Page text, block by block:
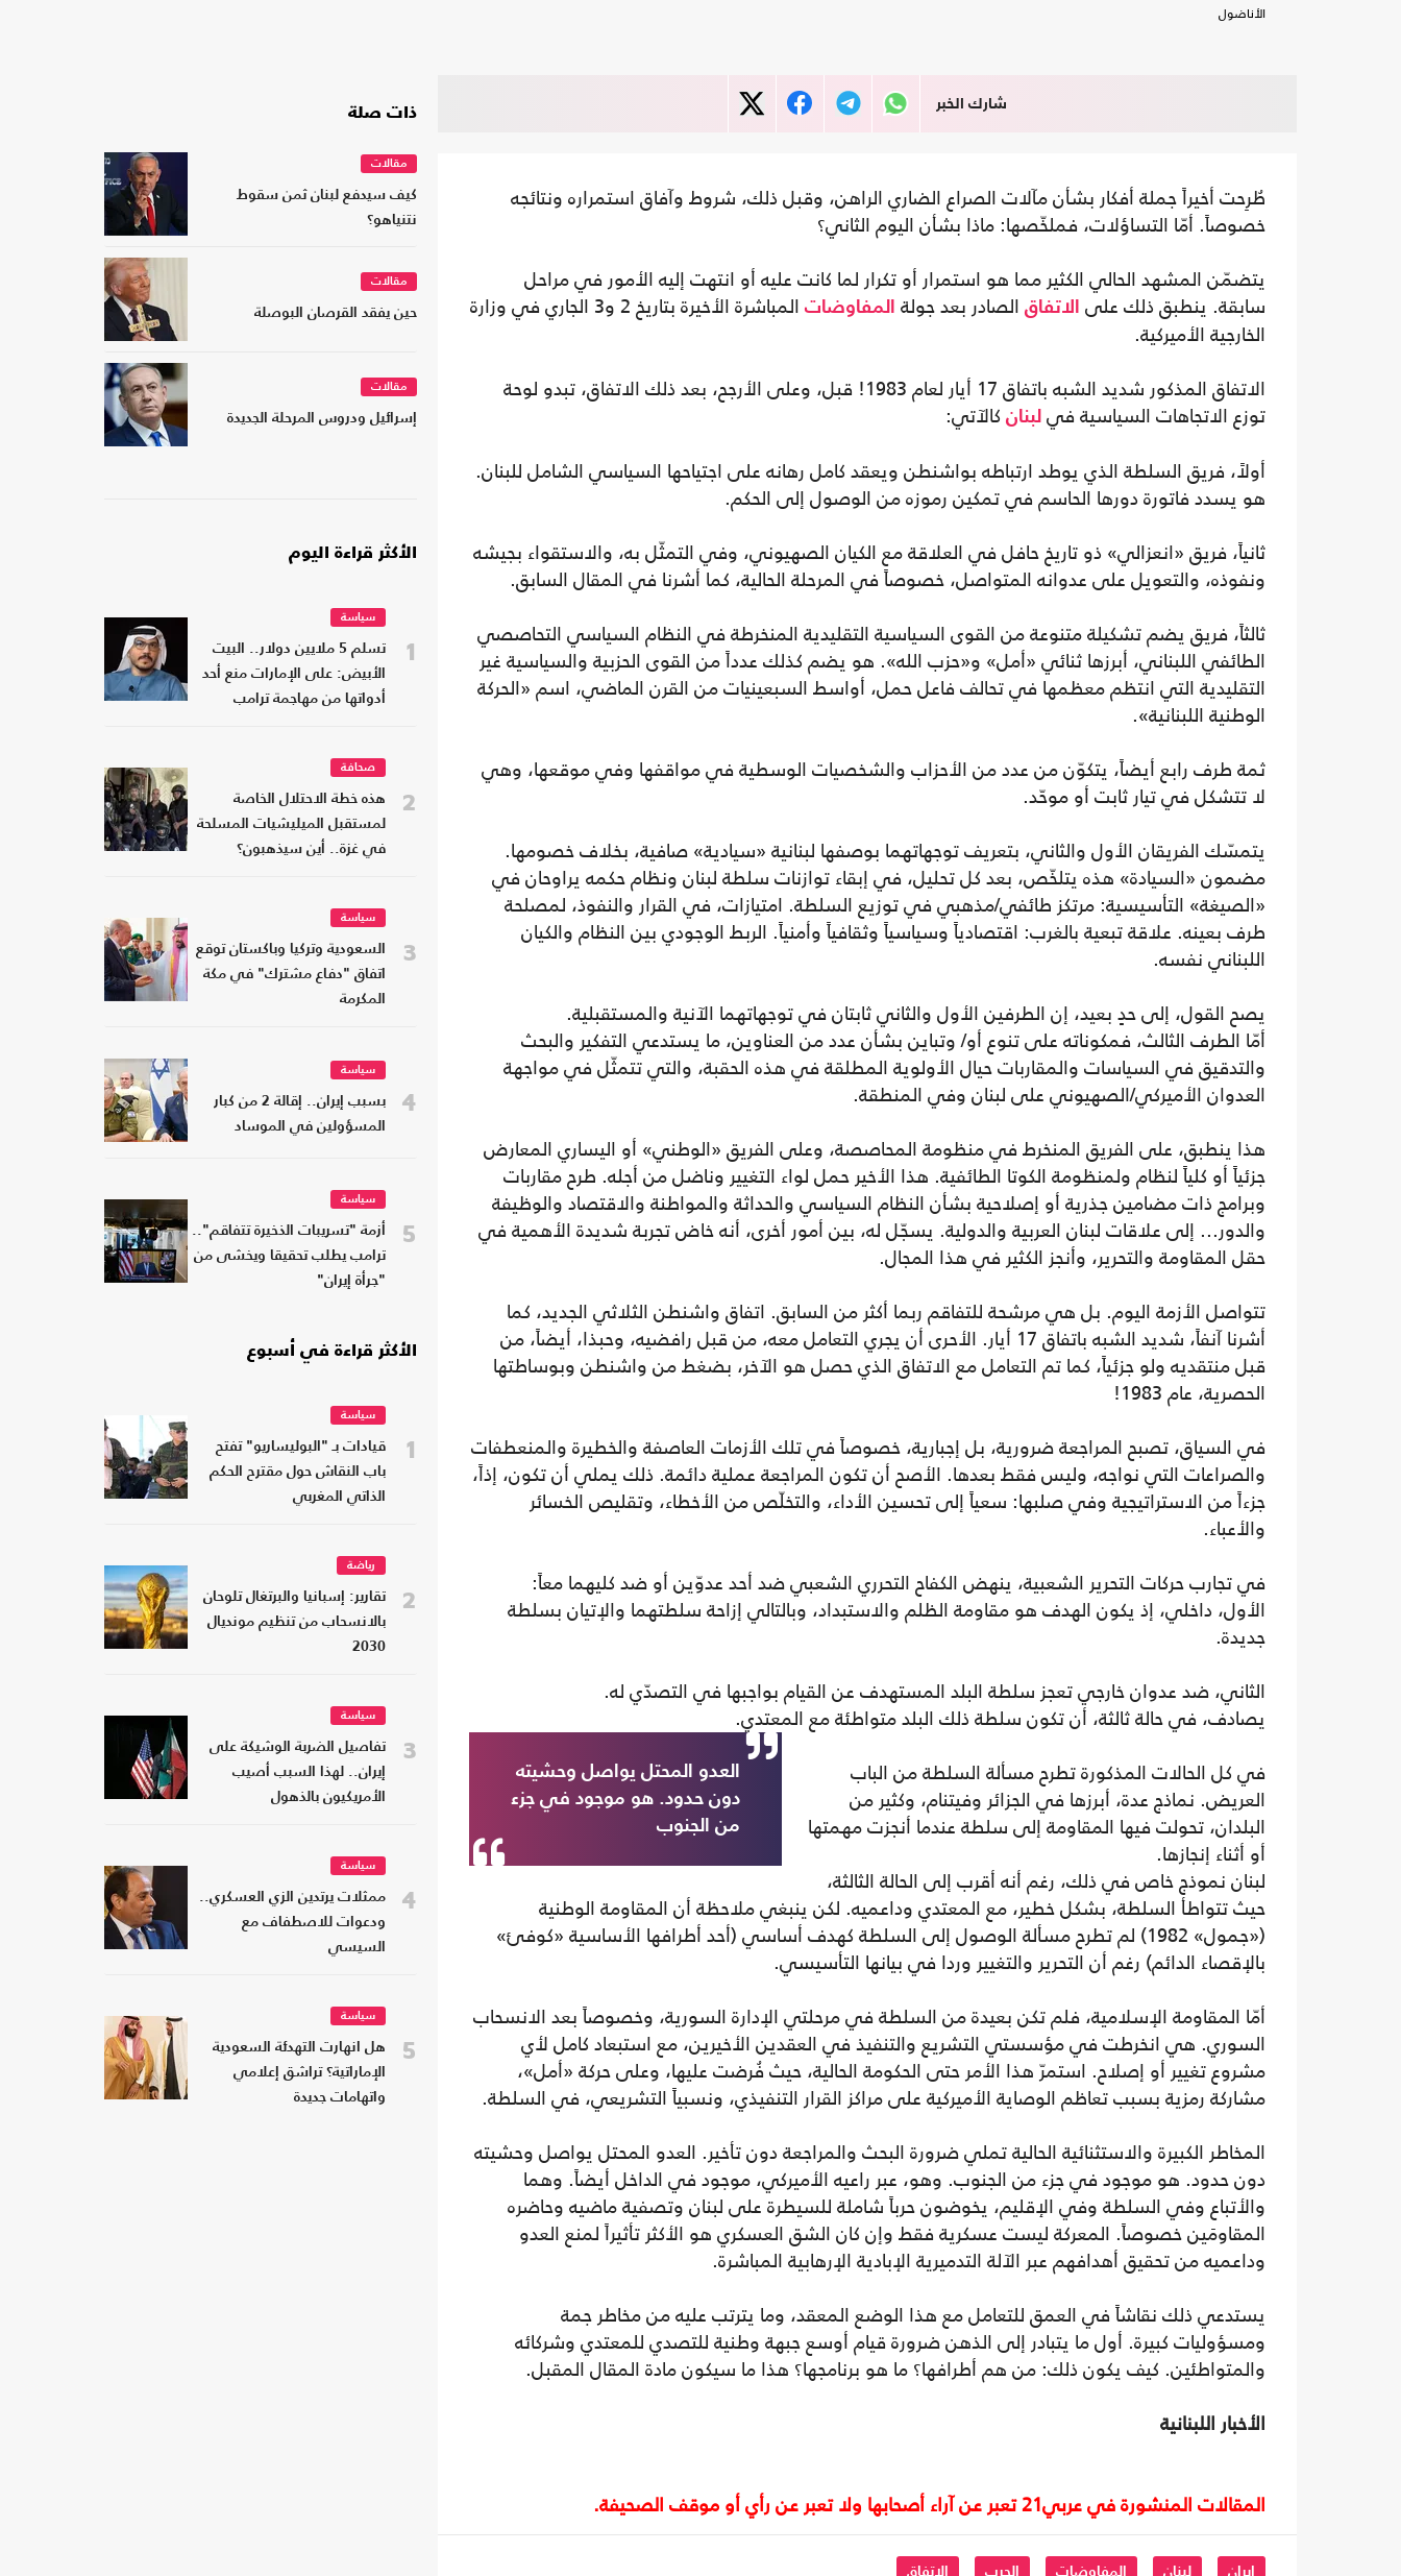
الأناضول
شارك الخبر
طُرِحت أخيراً جملة أفكار بشأن مآلات الصراع الضاري الراهن، وقبل ذلك، شروط وآفاق استمراره ونتائجه
خصوصاً. أمّا التساؤلات، فملخّصها: ماذا بشأن اليوم الثاني؟
يتضمّن المشهد الحالي الكثير مما هو استمرار أو تكرار لما كانت عليه أو انتهت إليه الأمور في مراحل
سابقة. ينطبق ذلك على
الاتفاق الصادر بعد جولة المفاوضات
المباشرة الأخيرة بتاريخ 2 و3 الجاري في وزارة
الخارجية الأميركية.
الاتفاق المذكور شديد الشبه باتفاق 17 أيار لعام 1983! قبل، وعلى الأرجح، بعد ذلك الاتفاق، تبدو لوحة
توزع الاتجاهات السياسية في لبنان كالآتي:
أولاً، فريق السلطة الذي يوطد ارتباطه بواشنطن ويعقد كامل رهانه على اجتياحها السياسي الشامل للبنان.
هو يسدد فاتورة دورها الحاسم في تمكين رموزه من الوصول إلى الحكم.
ثانياً، فريق «انعزالي» ذو تاريخ حافل في العلاقة مع الكيان الصهيوني، وفي التمثّل به، والاستقواء بجيشه
ونفوذه، والتعويل على عدوانه المتواصل، خصوصاً في المرحلة الحالية، كما أشرنا في المقال السابق.
ثالثاً، فريق يضم تشكيلة متنوعة من القوى السياسية التقليدية المنخرطة في النظام السياسي التحاصصي
الطائفي اللبناني، أبرزها ثنائي «أمل» و«حزب الله». هو يضم كذلك عدداً من القوى الحزبية والسياسية غير
التقليدية التي انتظم معظمها في تحالف فاعل حمل، أواسط السبعينيات من القرن الماضي، اسم «الحركة
الوطنية اللبنانية».
ثمة طرف رابع أيضاً، يتكوّن من عدد من الأحزاب والشخصيات الوسطية في مواقفها وفي موقعها، وهي
لا تتشكل في تيار ثابت أو موحّد.
يتمسّك الفريقان الأول والثاني، بتعريف توجهاتهما بوصفها لبنانية «سيادية» صافية، بخلاف خصومها.
مضمون «السيادة» هذه يتلخّص، بعد كل تحليل، في إبقاء توازنات سلطة لبنان ونظام حكمه يراوحان في
«الصيغة» التأسيسية: مرتكز طائفي/مذهبي في توزيع السلطة. امتيازات، في القرار والنفوذ، لمصلحة
طرف بعينه. علاقة تبعية بالغرب: اقتصادياً وسياسياً وثقافياً وأمنياً. الربط الوجودي بين النظام والكيان
اللبناني نفسه.
يصح القول، إلى حدٍ بعيد، إن الطرفين الأول والثاني ثابتان في توجهاتهما الآنية والمستقبلية.
أمّا الطرف الثالث، فمكوناته على تنوع أو/ وتباين بشأن عدد من العناوين، ما يستدعي التفكير والبحث
والتدقيق في السياسات والمقاربات حيال الأولوية المطلقة في هذه الحقبة، والتي تتمثّل في مواجهة
العدوان الأميركي/الصهيوني على لبنان وفي المنطقة.
هذا ينطبق، على الفريق المنخرط في منظومة المحاصصة، وعلى الفريق «الوطني» أو اليساري المعارض
جزئياً أو كلياً لنظام ولمنظومة الكوتا الطائفية. هذا الأخير حمل لواء التغيير وناضل من أجله. طرح مقاربات
وبرامج ذات مضامين جذرية أو إصلاحية بشأن النظام السياسي والحداثة والمواطنة والاقتصاد والوظيفة
والدور... إلى علاقات لبنان العربية والدولية. يسجّل له، بين أمور أخرى، أنه خاض تجربة شديدة الأهمية في
حقل المقاومة والتحرير، وأنجز الكثير في هذا المجال.
تتواصل الأزمة اليوم. بل هي مرشحة للتفاقم ربما أكثر من السابق. اتفاق واشنطن الثلاثي الجديد، كما
أشرنا آنفاً، شديد الشبه باتفاق 17 أيار. الأحرى أن يجري التعامل معه، من قبل رافضيه، وحبذا، أيضاً، من
قبل منتقديه ولو جزئياً، كما تم التعامل مع الاتفاق الذي حصل هو الآخر، بضغط من واشنطن وبوساطتها
الحصرية، عام 1983!
في السياق، تصبح المراجعة ضرورية، بل إجبارية، خصوصاً في تلك الأزمات العاصفة والخطيرة والمنعطفات
والصراعات التي نواجه، وليس فقط بعدها. الأصح أن تكون المراجعة عملية دائمة. ذلك يملي أن تكون، إذاً،
جزءاً من الاستراتيجية وفي صلبها: سعياً إلى تحسين الأداء، والتخلّص من الأخطاء، وتقليص الخسائر
والأعباء.
في تجارب حركات التحرير الشعبية، ينهض الكفاح التحرري الشعبي ضد أحد عدوّين أو ضد كليهما معاً:
الأول، داخلي، إذ يكون الهدف هو مقاومة الظلم والاستبداد، وبالتالي إزاحة سلطتهما والإتيان بسلطة
جديدة.
الثاني، ضد عدوان خارجي تعجز سلطة البلد المستهدف عن القيام بواجبها في التصدّي له.
يصادف، في حالة ثالثة، أن تكون سلطة ذلك البلد متواطئة مع المعتدي.
العدو المحتل يواصل وحشيته
دون حدود. هو موجود في جزء
من الجنوب
في كل الحالات المذكورة تطرح مسألة السلطة من الباب
العريض. نماذج عدة، أبرزها في الجزائر وفيتنام، وكثير من
البلدان، تحولت فيها المقاومة إلى سلطة عندما أنجزت مهمتها
أو أثناء إنجازها.
لبنان نموذج خاص في ذلك، رغم أنه أقرب إلى الحالة الثالثة،
حيث تتواطأ السلطة، بشكل خطير، مع المعتدي وداعميه. لكن ينبغي ملاحظة أن المقاومة الوطنية
(«جمول» 1982) لم تطرح مسألة الوصول إلى السلطة كهدف أساسي (أحد أطرافها الأساسية «كوفئ»
بالإقصاء الدائم) رغم أن التحرير والتغيير وردا في بيانها التأسيسي.
أمّا المقاومة الإسلامية، فلم تكن بعيدة من السلطة في مرحلتي الإدارة السورية، وخصوصاً بعد الانسحاب
السوري. هي انخرطت في مؤسستي التشريع والتنفيذ في العقدين الأخيرين، مع استبعاد كامل لأي
مشروع تغيير أو إصلاح. استمرّ هذا الأمر حتى الحكومة الحالية، حيث فُرضت عليها، وعلى حركة «أمل»،
مشاركة رمزية بسبب تعاظم الوصاية الأميركية على مراكز القرار التنفيذي، ونسبياً التشريعي، في السلطة.
المخاطر الكبيرة والاستثنائية الحالية تملي ضرورة البحث والمراجعة دون تأخير. العدو المحتل يواصل وحشيته
دون حدود. هو موجود في جزء من الجنوب. وهو، عبر راعيه الأميركي، موجود في الداخل أيضاً. وهما
والأتباع وفي السلطة وفي الإقليم، يخوضون حرباً شاملة للسيطرة على لبنان وتصفية ماضيه وحاضره
المقاومَين خصوصاً. المعركة ليست عسكرية فقط وإن كان الشق العسكري هو الأكثر تأثيراً لمنع العدو
وداعميه من تحقيق أهدافهم عبر الآلة التدميرية الإبادية الإرهابية المباشرة.
يستدعي ذلك نقاشاً في العمق للتعامل مع هذا الوضع المعقد، وما يترتب عليه من مخاطر جمة
ومسؤوليات كبيرة. أول ما يتبادر إلى الذهن ضرورة قيام أوسع جبهة وطنية للتصدي للمعتدي وشركائه
والمتواطئين. كيف يكون ذلك: من هم أطرافها؟ ما هو برنامجها؟ هذا ما سيكون مادة المقال المقبل.
الأخبار اللبنانية
المقالات المنشورة في عربي21 تعبر عن آراء أصحابها ولا تعبر عن رأي أو موقف الصحيفة.
إيران لبنان المفاوضات الحرب الاتفاق
ذات صلة
مقالات
كيف سيدفع لبنان ثمن سقوط
نتنياهو؟
مقالات
حين يفقد القرصان البوصلة
مقالات
إسرائيل ودروس المرحلة الجديدة
الأكثر قراءة اليوم
1
سياسة
تسلم 5 ملايين دولار.. البيت
الأبيض: على الإمارات منع أحد
أدواتها من مهاجمة ترامب
2
صحافة
هذه خطة الاحتلال الخاصة
لمستقبل الميليشيات المسلحة
في غزة.. أين سيذهبون؟
3
سياسة
السعودية وتركيا وباكستان توقع
اتفاق "دفاع مشترك" في مكة
المكرمة
4
سياسة
بسبب إيران.. إقالة 2 من كبار
المسؤولين في الموساد
5
سياسة
أزمة "تسريبات الذخيرة تتفاقم"..
ترامب يطلب تحقيقا ويخشى من
"جرأة إيران"
الأكثر قراءة في أسبوع
1
سياسة
قيادات بـ "البوليساريو" تفتح
باب النقاش حول مقترح الحكم
الذاتي المغربي
2
رياضة
تقارير: إسبانيا والبرتغال تلوحان
بالانسحاب من تنظيم مونديال
2030
3
سياسة
تفاصيل الضربة الوشيكة على
إيران.. لهذا السبب أصيب
الأمريكيون بالذهول
4
سياسة
ممثلات يرتدين الزي العسكري..
ودعوات للاصطفاف مع
السيسي
5
سياسة
هل انهارت التهدئة السعودية
الإماراتية؟ تراشق إعلامي
واتهامات جديدة